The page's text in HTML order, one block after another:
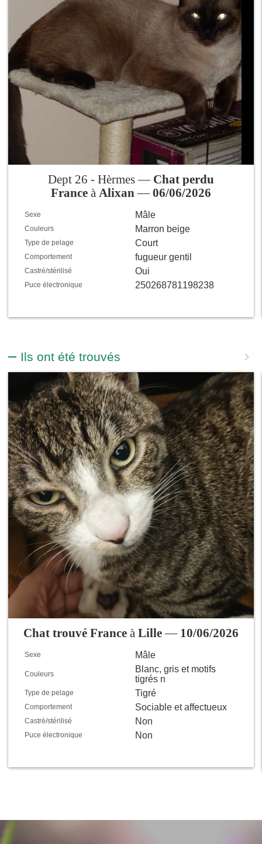
Dept 26 - Hèrmes — Chat perdu
France à Alixan —06/06/2026
Sexe Mâle
Couleurs Marron beige
Type de pelage Court
Comportement fugueur gentil
Castré/stérilisé Oui
Puce électronique 250268781198238
Ils ont été trouvés
Chat trouvé France à Lille— 10/06/2026
Sexe Mâle
Couleurs
Blanc, gris et motifs
tigrés n
Type de pelage Tigré
Comportement Sociable et affectueux
Castré/stérilisé Non
Puce électronique Non